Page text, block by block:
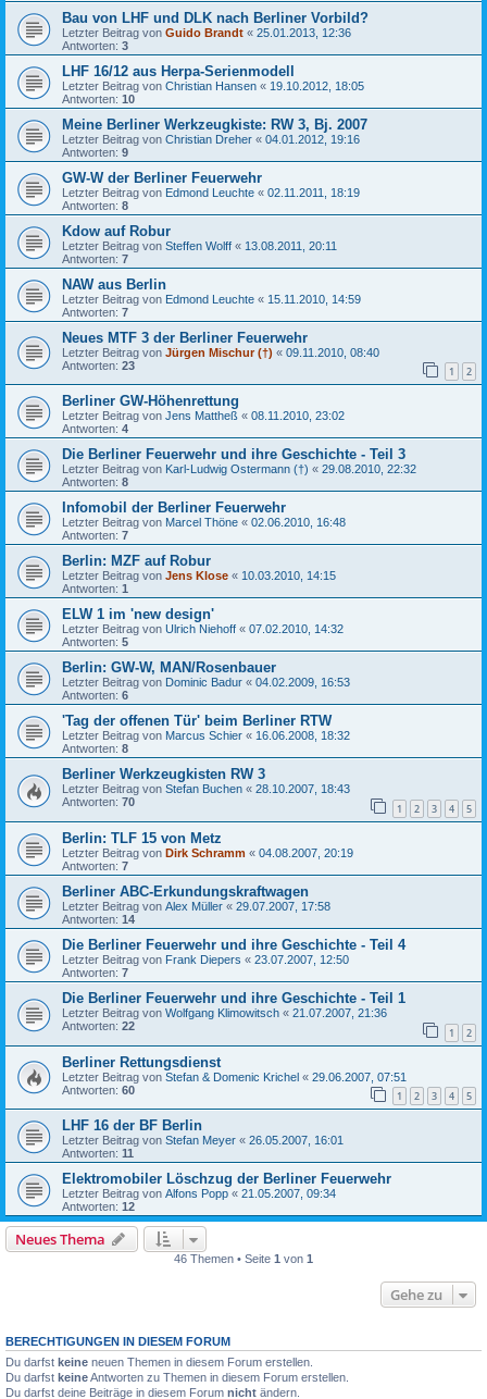
Bau von LHF und DLK nach Berliner Vorbild?
Letzter Beitrag von Guido Brandt « 25.01.2013, 12:36
Antworten: 3
LHF 16/12 aus Herpa-Serienmodell
Letzter Beitrag von Christian Hansen « 19.10.2012, 18:05
Antworten: 10
Meine Berliner Werkzeugkiste: RW 3, Bj. 2007
Letzter Beitrag von Christian Dreher « 04.01.2012, 19:16
Antworten: 9
GW-W der Berliner Feuerwehr
Letzter Beitrag von Edmond Leuchte « 02.11.2011, 18:19
Antworten: 8
Kdow auf Robur
Letzter Beitrag von Steffen Wolff « 13.08.2011, 20:11
Antworten: 7
NAW aus Berlin
Letzter Beitrag von Edmond Leuchte « 15.11.2010, 14:59
Antworten: 7
Neues MTF 3 der Berliner Feuerwehr
Letzter Beitrag von Jürgen Mischur (†) « 09.11.2010, 08:40
Antworten: 23 1 2
Berliner GW-Höhenrettung
Letzter Beitrag von Jens Mattheß « 08.11.2010, 23:02
Antworten: 4
Die Berliner Feuerwehr und ihre Geschichte - Teil 3
Letzter Beitrag von Karl-Ludwig Ostermann (†) « 29.08.2010, 22:32
Antworten: 8
Infomobil der Berliner Feuerwehr
Letzter Beitrag von Marcel Thöne « 02.06.2010, 16:48
Antworten: 7
Berlin: MZF auf Robur
Letzter Beitrag von Jens Klose « 10.03.2010, 14:15
Antworten: 1
ELW 1 im 'new design'
Letzter Beitrag von Ulrich Niehoff « 07.02.2010, 14:32
Antworten: 5
Berlin: GW-W, MAN/Rosenbauer
Letzter Beitrag von Dominic Badur « 04.02.2009, 16:53
Antworten: 6
'Tag der offenen Tür' beim Berliner RTW
Letzter Beitrag von Marcus Schier « 16.06.2008, 18:32
Antworten: 8
Berliner Werkzeugkisten RW 3
Letzter Beitrag von Stefan Buchen « 28.10.2007, 18:43
Antworten: 70 1 2 3 4 5
Berlin: TLF 15 von Metz
Letzter Beitrag von Dirk Schramm « 04.08.2007, 20:19
Antworten: 7
Berliner ABC-Erkundungskraftwagen
Letzter Beitrag von Alex Müller « 29.07.2007, 17:58
Antworten: 14
Die Berliner Feuerwehr und ihre Geschichte - Teil 4
Letzter Beitrag von Frank Diepers « 23.07.2007, 12:50
Antworten: 7
Die Berliner Feuerwehr und ihre Geschichte - Teil 1
Letzter Beitrag von Wolfgang Klimowitsch « 21.07.2007, 21:36
Antworten: 22 1 2
Berliner Rettungsdienst
Letzter Beitrag von Stefan & Domenic Krichel « 29.06.2007, 07:51
Antworten: 60 1 2 3 4 5
LHF 16 der BF Berlin
Letzter Beitrag von Stefan Meyer « 26.05.2007, 16:01
Antworten: 11
Elektromobiler Löschzug der Berliner Feuerwehr
Letzter Beitrag von Alfons Popp « 21.05.2007, 09:34
Antworten: 12
Neues Thema
46 Themen • Seite 1 von 1
Gehe zu
BERECHTIGUNGEN IN DIESEM FORUM
Du darfst keine neuen Themen in diesem Forum erstellen.
Du darfst keineAntworten zu Themen in diesem Forum erstellen.
Du darfst deine Beiträge in diesem Forum nicht ändern.